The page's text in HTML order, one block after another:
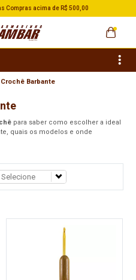
Compras acima de R$ 500,00
Barbante
para saber como escolher a ideal
quais os modelos e onde